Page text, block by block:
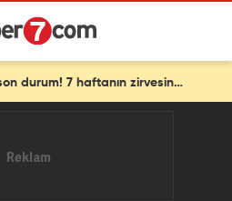
Son dakika: Piyasalar uçtu! Altın ve petrol fiyatlarında son durum! 7 haftanın zirvesinde!